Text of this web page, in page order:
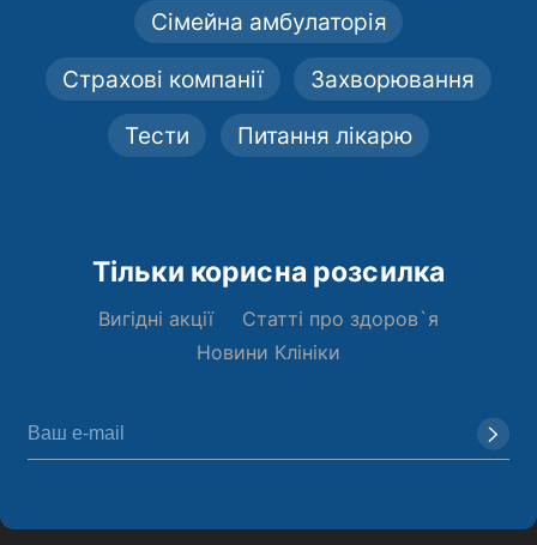
Сімейна амбулаторія
Страхові компанії Захворювання
Тести Питання лікарю
Тільки корисна розсилка
Вигідні акції
Статті про здоров`я
Новини Клініки